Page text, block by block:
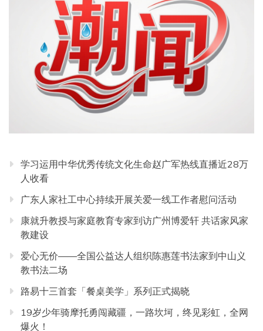
学习运用中华优秀传统文化生命赵广军热线直播近28万
人收看
广东人家社工中心持续开展关爱一线工作者慰问活动
康就升教授与家庭教育专家到访广州博爱轩 共话家风家
教建设
爱心无价——全国公益达人组织陈惠莲书法家到中山义
教书法二场
路易十三首套「餐桌美学」系列正式揭晓
19岁少年骑摩托勇闯藏疆，一路坎坷，终见彩虹，全网
爆火！